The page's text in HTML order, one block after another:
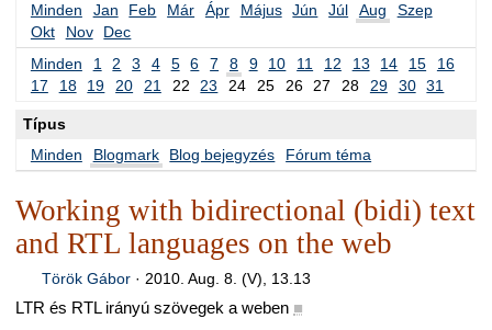
Minden
Jan Feb Már Ápr Május Jún Júl Aug
Szep
Okt
Nov
Dec
Minden
1 2 3 4 5 6 7 8 9 10 11 12 13 14 15
16
17
18 19 20 21 22 23 24 25 26 27 28 29 30 31
Típus
Minden
Blogmark Blog bejegyzés Fórum téma
Working with bidirectional (bidi) text
and RTL languages on the web
Török Gábor· 2010. Aug. 8. (V), 13.13
LTR és RTL irányú szövegek a weben ■